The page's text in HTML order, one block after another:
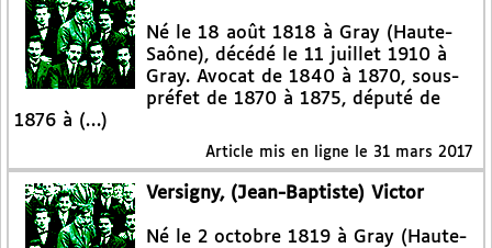
Né le 18 août 1818 à Gray (Haute-
Saône), décédé le 11 juillet 1910 à
Gray. Avocat de 1840 à 1870, sous-
préfet de 1870 à 1875, député de
1876 à (…)
Article mis en ligne le 31 mars 2017
Versigny, (Jean-Baptiste) Victor
Né le 2 octobre 1819 à Gray (Haute-